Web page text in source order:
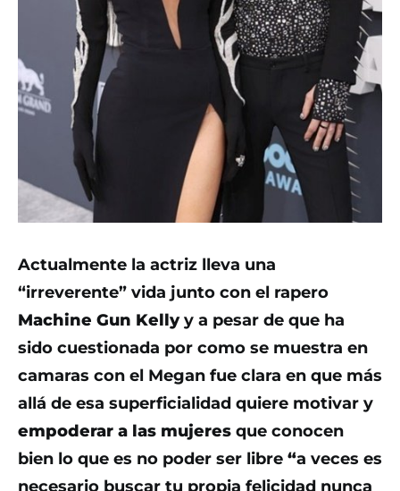
Actualmente la actriz lleva una
“irreverente” vida junto con el rapero
Machine Gun Kellyy a pesar de que ha
sido cuestionada por como se muestra en
camaras con el Megan fue clara en que más
allá de esa superficialidad quiere motivar y
empoderar a las mujeres que conocen
bien lo que es no poder ser libre “a veces es
necesario buscar tu propia felicidad nunca